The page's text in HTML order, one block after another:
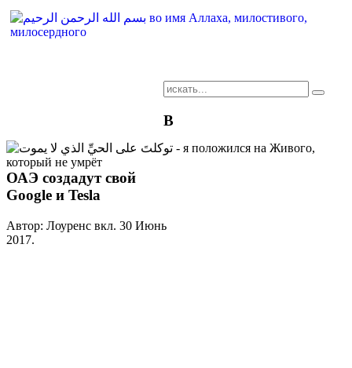
В
ОАЭ создадут свой
Google и Tesla
Автор: Лоуренс вкл. 30 Июнь
2017.